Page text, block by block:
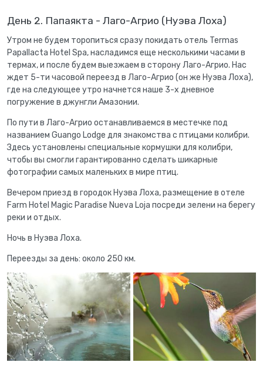
День 2. Папаякта - Лаго-Агрио (Нуэва Лоха)
Утром не будем торопиться сразу покидать отель Termas
Papallacta Hotel Spa, насладимся еще несколькими часами в
термах, и после будем выезжаем в сторону Лаго-Агрио. Нас
ждет 5-ти часовой переезд в Лаго-Агрио (он же Нуэва Лоха),
где на следующее утро начнется наше 3-х дневное
погружение в джунгли Амазонии.
По пути в Лаго-Агрио останавливаемся в местечке под
названием Guango Lodge для знакомства с птицами колибри.
Здесь установлены специальные кормушки для колибри,
чтобы вы смогли гарантированно сделать шикарные
фотографии самых маленьких в мире птиц.
Вечером приезд в городок Нуэва Лоха, размещение в отеле
Farm Hotel Magic Paradise Nueva Loja посреди зелени на берегу
реки и отдых.
Ночь в Нуэва Лоха.
Переезды за день: около 250 км.